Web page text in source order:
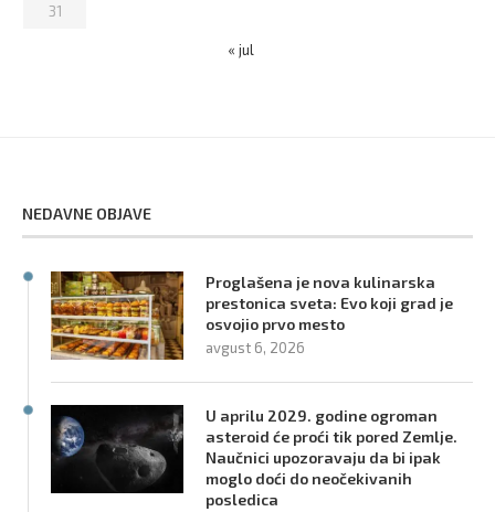
31
« jul
NEDAVNE OBJAVE
Proglašena je nova kulinarska
prestonica sveta: Evo koji grad je
osvojio prvo mesto
avgust 6, 2026
U aprilu 2029. godine ogroman
asteroid će proći tik pored Zemlje.
Naučnici upozoravaju da bi ipak
moglo doći do neočekivanih
posledica